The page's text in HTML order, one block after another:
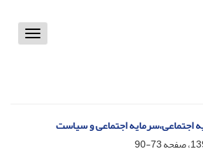
Toggle
اجتماعی،سرمایه اجتماعی و سیاست
73-90